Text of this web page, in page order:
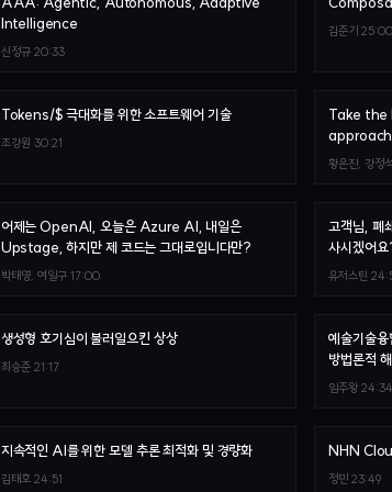
Intelligence
신정규 20:33
김준기 25:00
Tokens/$ 극대화를 위한 소프트웨어 기술
조강원 30:21
Take the
황은진, 강정석
어제는 OpenAI, 오늘은 Azure AI, 내일은
Upstage, 하지만 제 코드는 그대로입니다만?
박태영, 여일구 17:00
고객님, 폐
사시겠어
유저스틴
생성형 호기심이 불러일으킨 상상
최승준 21:17
예술기술
방법론적
임주왕 24:34
지속적인 AI를 위한 모델 추론 최적화 및 경량화
김태호 24:51
NHN
정민 23:49